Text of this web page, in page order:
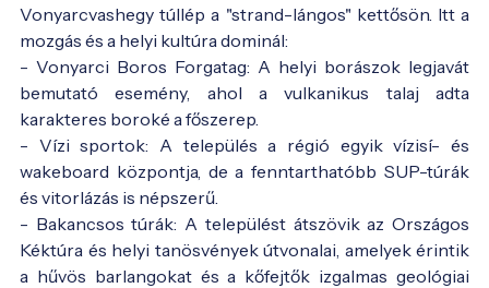
Vonyarcvashegy túllép a "strand-lángos" kettősön. Itt a
mozgás és a helyi kultúra dominál:
- Vonyarci Boros Forgatag: A helyi borászok legjavát
bemutató esemény, ahol a vulkanikus talaj adta
karakteres boroké a főszerep.
- Vízi sportok: A település a régió egyik vízisí- és
wakeboard központja, de a fenntarthatóbb SUP-túrák
és vitorlázás is népszerű.
- Bakancsos túrák: A települést átszövik az Országos
Kéktúra és helyi tanösvények útvonalai, amelyek érintik
a hűvös barlangokat és a kőfejtők izgalmas geológiai